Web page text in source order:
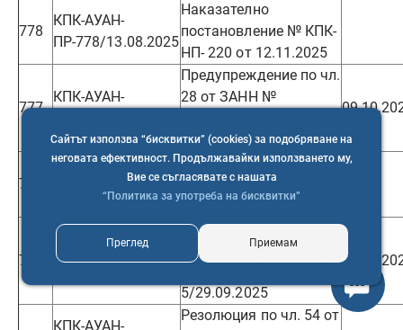
Сайтът използва “бисквитки” (cookies) за подобряване на
неговата ефективност. Продължавайки използването му,
Вие се съгласявате с нашата
“Политика за употреба на бисквитки”
Преглед Приемам
778
КПК-АУАН-
ПР-778/13.08.2025
Наказателно
постановление № КПК-
НП- 220 от 12.11.2025
777
КПК-АУАН-
Предупреждение по чл.
28 от ЗАНН №
4/17.09.2025
776
ПР-776/12.08.2025
Резолюция по чл. 54 от
ЗАНН/№ КПК-10236-
4/19.01.2026
775
КПК-АУАН-
Предупреждение по чл.
28 от ЗАНН №
5/29.09.2025
КПК-АУАН-
Резолюция по чл. 54 от